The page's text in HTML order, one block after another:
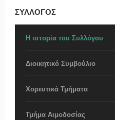
ΣΥΛΛΟΓΟΣ
Η ιστορία του Συλλόγου
Διοικητικό Συμβούλιο
Χορευτικά Τμήματα
Τμήμα Αιμοδοσίας